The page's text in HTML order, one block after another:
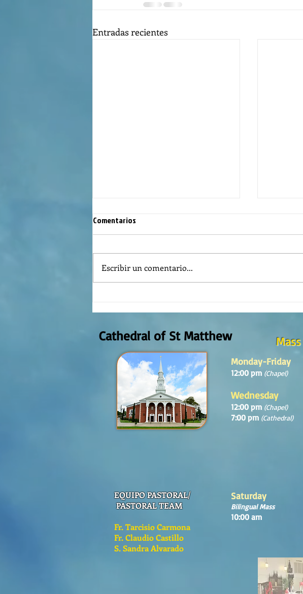
Entradas recientes
Domingo Agosto 9, 2026
Sunday
Comentarios
Escribir un comentario...
Cathedral of St Matthew
Monday-Friday
12:00 pm (Chapel)
Wednesday
12:00 pm (Chapel)
7:00 pm (Cathedral)
EQUIPO PASTORAL/
PASTORAL TEAM
Fr. Tarcisio Carmona
Fr. Claudio Castillo
S. Sandra Alvarado
Saturday
Bilingual Mass
10:00 am